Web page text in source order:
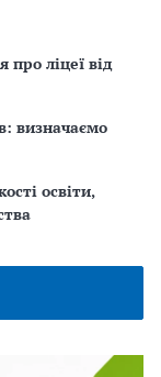
про ліцеї від
визначаємо
освіти,